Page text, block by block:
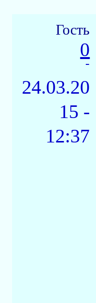
Гость
0
-
24.03.20
15 -
12:37